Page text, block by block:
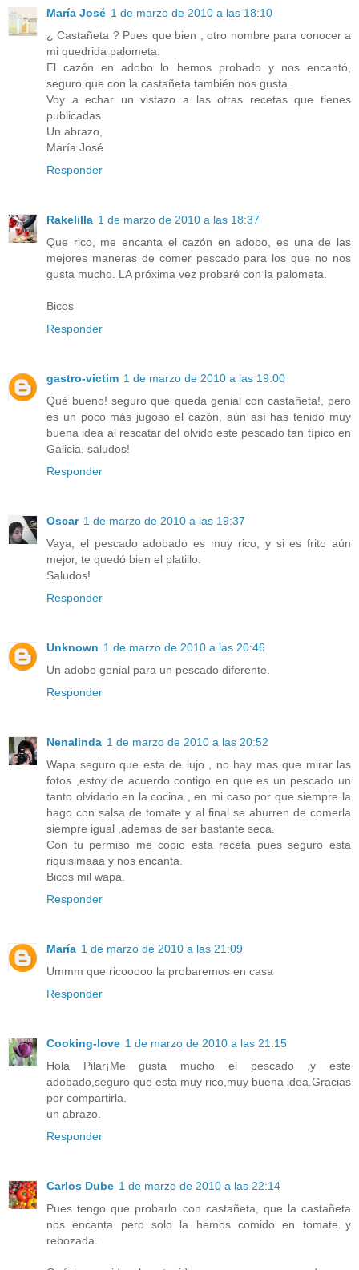
María José 1 de marzo de 2010 a las 18:10
¿ Castañeta ? Pues que bien , otro nombre para conocer a
mi quedrida palometa.
El cazón en adobo lo hemos probado y nos encantó,
seguro que con la castañeta también nos gusta.
Voy a echar un vistazo a las otras recetas que tienes
publicadas
Un abrazo,
María José
Responder
Rakelilla 1 de marzo de 2010 a las 18:37
Que rico, me encanta el cazón en adobo, es una de las
mejores maneras de comer pescado para los que no nos
gusta mucho. LA próxima vez probaré con la palometa.
Bicos
Responder
gastro-victim 1 de marzo de 2010 a las 19:00
Qué bueno! seguro que queda genial con castañeta!, pero
es un poco más jugoso el cazón, aún así has tenido muy
buena idea al rescatar del olvido este pescado tan típico en
Galicia. saludos!
Responder
Oscar 1 de marzo de 2010 a las 19:37
Vaya, el pescado adobado es muy rico, y si es frito aún
mejor, te quedó bien el platillo.
Saludos!
Responder
Unknown 1 de marzo de 2010 a las 20:46
Un adobo genial para un pescado diferente.
Responder
Nenalinda 1 de marzo de 2010 a las 20:52
Wapa seguro que esta de lujo , no hay mas que mirar las
fotos ,estoy de acuerdo contigo en que es un pescado un
tanto olvidado en la cocina , en mi caso por que siempre la
hago con salsa de tomate y al final se aburren de comerla
siempre igual ,ademas de ser bastante seca.
Con tu permiso me copio esta receta pues seguro esta
riquisimaaa y nos encanta.
Bicos mil wapa.
Responder
María 1 de marzo de 2010 a las 21:09
Ummm que ricooooo la probaremos en casa
Responder
Cooking-love 1 de marzo de 2010 a las 21:15
Hola Pilar¡Me gusta mucho el pescado ,y este
adobado,seguro que esta muy rico,muy buena idea.Gracias
por compartirla.
un abrazo.
Responder
Carlos Dube 1 de marzo de 2010 a las 22:14
Pues tengo que probarlo con castañeta, que la castañeta
nos encanta pero solo la hemos comido en tomate y
rebozada.